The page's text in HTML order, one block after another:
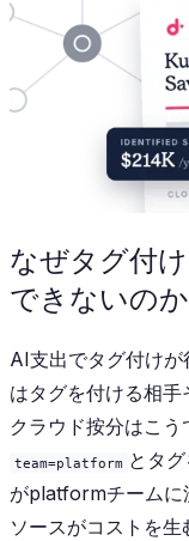
なぜタグ付
できないのか
AI支出でタグ付け
はタグを付ける相
クラウド按分はこ
team=platform とタ
がplatformチームに
ソースがコストを生